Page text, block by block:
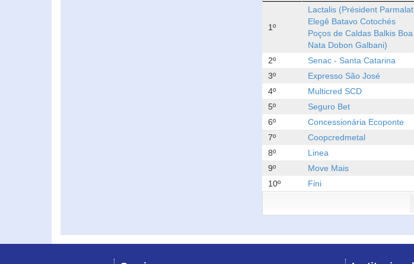
1º
Lactalis (Président Parmalat
Elegê Batavo Cotochés
Poços de Caldas Balkis Boa
Nata Dobon Galbani)
2º Senac - Santa Catarina
3º
Expresso São José
4º
Multicred SCD
5º
Seguro Bet
6º
Concessionária Ecoponte
7º
Coopcredmetal
8º
Linea
9º
Move Mais
10º
Fini